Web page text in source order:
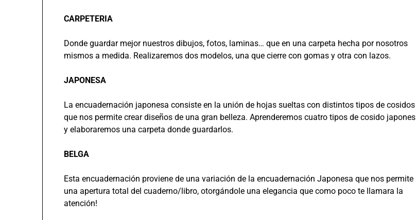
CARPETERIA
Donde guardar mejor nuestros dibujos, fotos, laminas… que en una carpeta hecha por nosotros
mismos a medida. Realizaremos dos modelos, una que cierre con gomas y otra con lazos.
JAPONESA
La encuadernación japonesa consiste en la unión de hojas sueltas con distintos tipos de cosidos
que nos permite crear diseños de una gran belleza. Aprenderemos cuatro tipos de cosido japones
y elaboraremos una carpeta donde guardarlos.
BELGA
Esta encuadernación proviene de una variación de la encuadernación Japonesa que nos permite
una apertura total del cuaderno/libro, otorgándole una elegancia que como poco te llamara la
atención!